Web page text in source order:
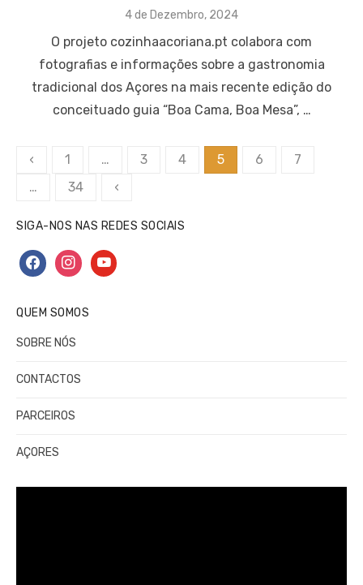
Posted
4 de Dezembro, 2024
O projeto cozinhaacoriana.pt colabora com
fotografias e informações sobre a gastronomia
tradicional dos Açores na mais recente edição do
conceituado guia “Boa Cama, Boa Mesa”, …
Paginação
‹ 1 … 3 4 5 6
7
…
34 ‹
SIGA-NOS NAS REDES SOCIAIS
facebookinstagramyoutube
QUEM SOMOS
SOBRE NÓS
CONTACTOS
PARCEIROS
AÇORES